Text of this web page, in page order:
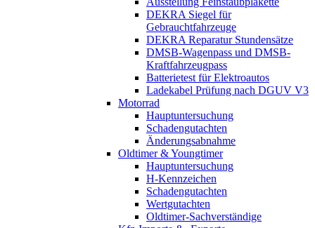
DEKRA Siegel für
Gebrauchtfahrzeuge
DEKRA Reparatur Stundensätze
DMSB-Wagenpass und DMSB-
Kraftfahrzeugpass
Batterietest für Elektroautos
Ladekabel Prüfung nach DGUV V3
Motorrad
Hauptuntersuchung
Schadengutachten
Änderungsabnahme
Oldtimer & Youngtimer
Hauptuntersuchung
H-Kennzeichen
Schadengutachten
Wertgutachten
Oldtimer-Sachverständige